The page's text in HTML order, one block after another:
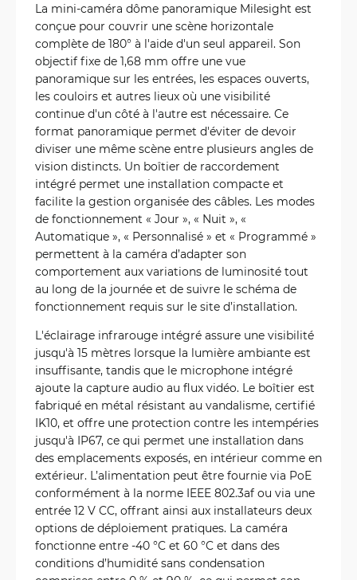
La mini-caméra dôme panoramique Milesight est
conçue pour couvrir une scène horizontale
complète de 180° à l'aide d'un seul appareil. Son
objectif fixe de 1,68 mm offre une vue
panoramique sur les entrées, les espaces ouverts,
les couloirs et autres lieux où une visibilité
continue d'un côté à l'autre est nécessaire. Ce
format panoramique permet d'éviter de devoir
diviser une même scène entre plusieurs angles de
vision distincts. Un boîtier de raccordement
intégré permet une installation compacte et
facilite la gestion organisée des câbles. Les modes
de fonctionnement « Jour », « Nuit », «
Automatique », « Personnalisé » et « Programmé »
permettent à la caméra d’adapter son
comportement aux variations de luminosité tout
au long de la journée et de suivre le schéma de
fonctionnement requis sur le site d’installation.
L'éclairage infrarouge intégré assure une visibilité
jusqu'à 15 mètres lorsque la lumière ambiante est
insuffisante, tandis que le microphone intégré
ajoute la capture audio au flux vidéo. Le boîtier est
fabriqué en métal résistant au vandalisme, certifié
IK10, et offre une protection contre les intempéries
jusqu'à IP67, ce qui permet une installation dans
des emplacements exposés, en intérieur comme en
extérieur. L’alimentation peut être fournie via PoE
conformément à la norme IEEE 802.3af ou via une
entrée 12 V CC, offrant ainsi aux installateurs deux
options de déploiement pratiques. La caméra
fonctionne entre -40 °C et 60 °C et dans des
conditions d’humidité sans condensation